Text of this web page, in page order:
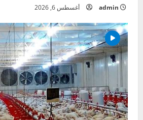
admin أغسطس 6, 2026